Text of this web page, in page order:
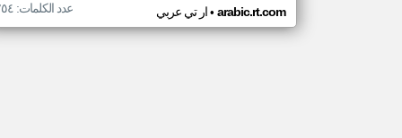
ار تي عربي• arabic.rt.com عدد الكلمات: ٢٥٤